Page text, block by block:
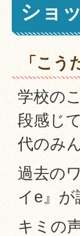
ショ
「こ
学校の
段感じ
代のみ
過去の
イe』が
キミの